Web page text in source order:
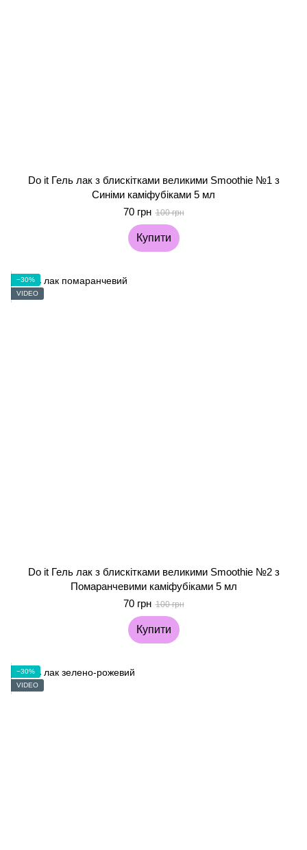
Do it Гель лак з блискітками великими Smoothie №1 з
Синіми каміфубіками 5 мл
70 грн 100 грн
Купити
−30%
VIDEO
Do it Гель лак з блискітками великими Smoothie №2 з
Помаранчевими каміфубіками 5 мл
70 грн 100 грн
Купити
−30%
VIDEO